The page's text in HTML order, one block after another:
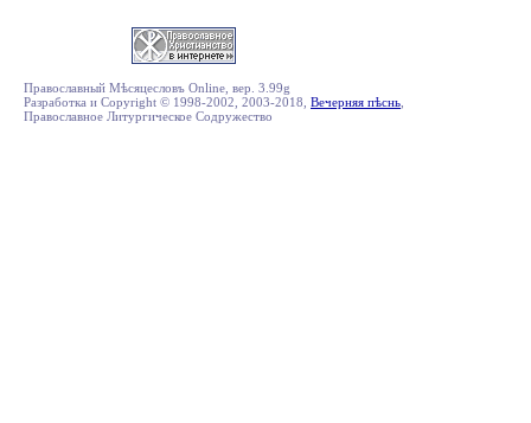
Православный Мѣсяцесловъ Online, вер. 3.99g
Разработка и Copyright © 1998-2002, 2003-2018, Вечерняя пѣснь
Православное Литургическое Содружество